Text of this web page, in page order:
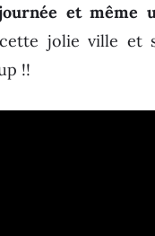
et même
cette jolie ville et
!!